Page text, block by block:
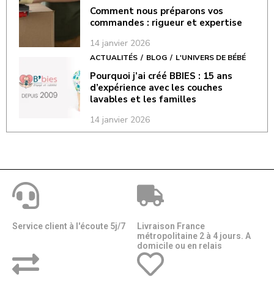
Comment nous préparons vos
commandes : rigueur et expertise
14 janvier 2026
ACTUALITÉS BLOG L'UNIVERS DE BÉBÉ
Pourquoi j’ai créé BBIES : 15 ans
d’expérience avec les couches
lavables et les familles
14 janvier 2026
Service client à l'écoute 5j/7
Livraison France
métropolitaine 2 à 4 jours. A
domicile ou en relais​​